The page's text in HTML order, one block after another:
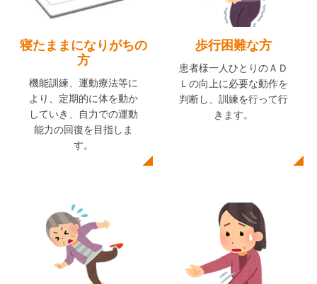
寝たままになりがちの
方
機能訓練、運動療法等に
より、定期的に体を動か
していき、自力での運動
能力の回復を目指しま
す。
歩行困難な方
患者様一人ひとりのＡＤ
Ｌの向上に必要な動作を
判断し、訓練を行って行
きます。